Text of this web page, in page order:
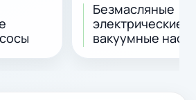
Безмасляные
электрические
вакуумные